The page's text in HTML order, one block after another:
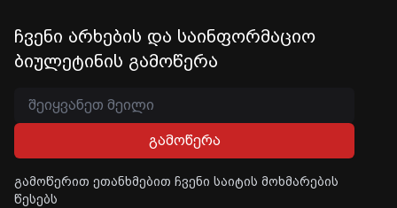
ჩვენი არხების და საინფორმაციო
ბიულეტინის გამოწერა
გამოწერა
გამოწერით ეთანხმებით ჩვენი საიტის მოხმარების
წესებს